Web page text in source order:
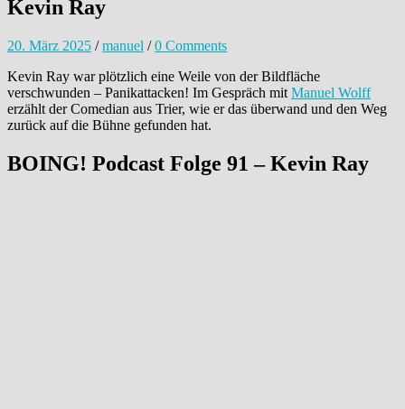
Kevin Ray
20. März 2025 /manuel /0 Comments
Kevin Ray war plötzlich eine Weile von der Bildfläche
verschwunden – Panikattacken! Im Gespräch mit Manuel Wolff
erzählt der Comedian aus Trier, wie er das überwand und den Weg
zurück auf die Bühne gefunden hat.
BOING! Podcast Folge 91 – Kevin Ray